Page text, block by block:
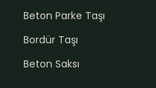
Beton Parke Taşı
Bordür Taşı
Beton Saksı